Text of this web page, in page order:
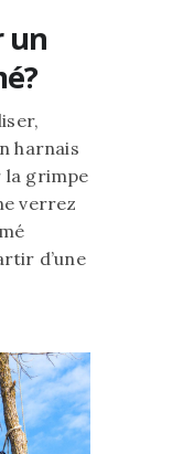
un
harnais
la grimpe
verrez
d’une